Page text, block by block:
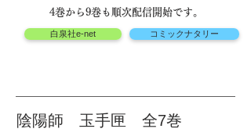
4巻から9巻も順次配信開始です。
白泉社e-net コミックナタリー
陰陽師 玉手匣 全7巻